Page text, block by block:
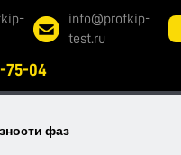
info@profkip-
test.ru
75-04
фаз